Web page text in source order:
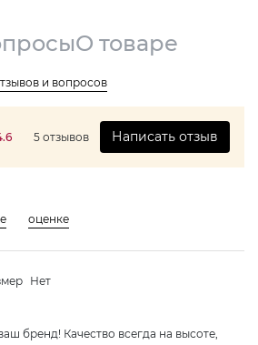
О товаре
и вопросов
5 отзывов Написать отзыв
оценке
Нет
бренд! Качество всегда на высоте,